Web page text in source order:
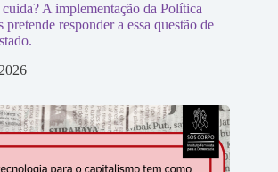
A implementação da Política
responder a essa questão de